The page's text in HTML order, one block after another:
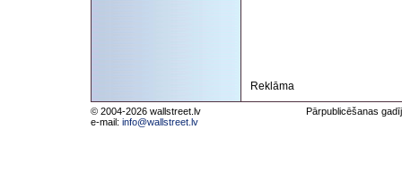
Reklāma
© 2004-2026 wallstreet.lv
e-mail: info@wallstreet.lv
Pārpublicēšanas